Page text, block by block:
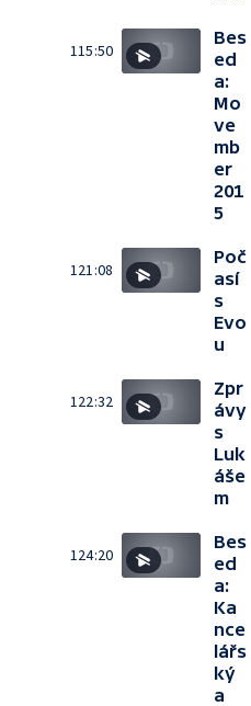
115:50
Bes
ed
a:
Mo
ve
mb
er
201
5
121:08
Poč
así
s
Evo
u
122:32
Zpr
ávy
s
Luk
áše
m
124:20
Bes
ed
a:
Ka
nce
lářs
ký
a